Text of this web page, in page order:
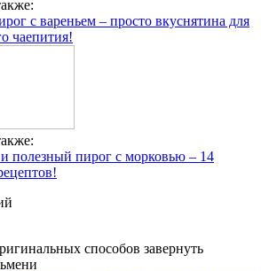
с вареньем – просто вкуснятина для
чаепития!
полезный пирог с морковью – 14